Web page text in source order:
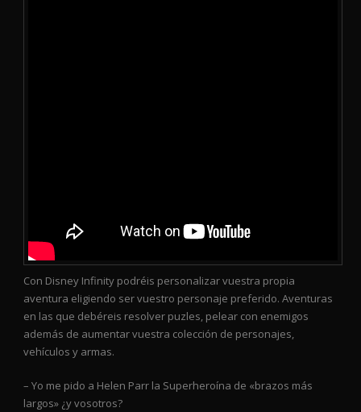
Con Disney Infinity podréis personalizar vuestra propia
aventura eligiendo ser vuestro personaje preferido. Aventuras
en las que debéreis resolver puzles, pelear con enemigos
además de aumentar vuestra colección de personajes,
vehículos y armas.
– Yo me pido a Helen Parr la Superheroína de «brazos más
largos» ¿y vosotros?